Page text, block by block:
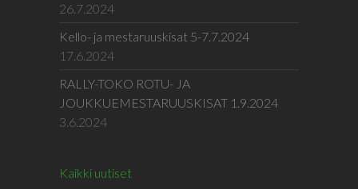
26.7.2024
Kello- ja mestaruuskisat 5-7.7.2024
17.6.2024
RALLY-TOKO ROTU- JA
JOUKKUEMESTARUUSKISAT 1.9.2024
3.6.2024
Kaikki uutiset